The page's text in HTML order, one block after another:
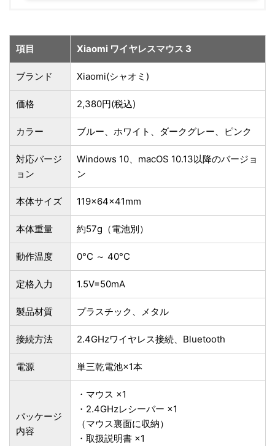
項目 Xiaomi ワイヤレスマウス 3
ブランド Xiaomi(シャオミ)
価格 2,380円(税込)
カラー ブルー、ホワイト、ダークグレー、ピンク
対応バージ
ョン
Windows 10、macOS 10.13以降のバージョ
ン
本体サイズ 119×64×41mm
本体重量 約57g（電池別）
動作温度 0°C ～ 40°C
定格入力 1.5V=50mA
製品材質 プラスチック、メタル
接続方法 2.4GHzワイヤレス接続、Bluetooth
電源 単三乾電池×1本
パッケージ
内容
・マウス ×1
・2.4GHzレシーバー ×1
（マウス裏面に収納）
・取扱説明書 ×1